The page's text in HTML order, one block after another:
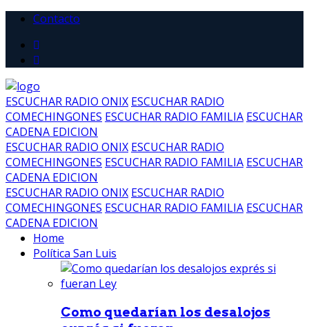
Contacto
ESCUCHAR RADIO ONIX ESCUCHAR RADIO
COMECHINGONES ESCUCHAR RADIO FAMILIA ESCUCHAR
CADENA EDICION
ESCUCHAR RADIO ONIX ESCUCHAR RADIO
COMECHINGONES ESCUCHAR RADIO FAMILIA ESCUCHAR
CADENA EDICION
ESCUCHAR RADIO ONIX ESCUCHAR RADIO
COMECHINGONES ESCUCHAR RADIO FAMILIA ESCUCHAR
CADENA EDICION
Home
Política San Luis
Como quedarían los desalojos